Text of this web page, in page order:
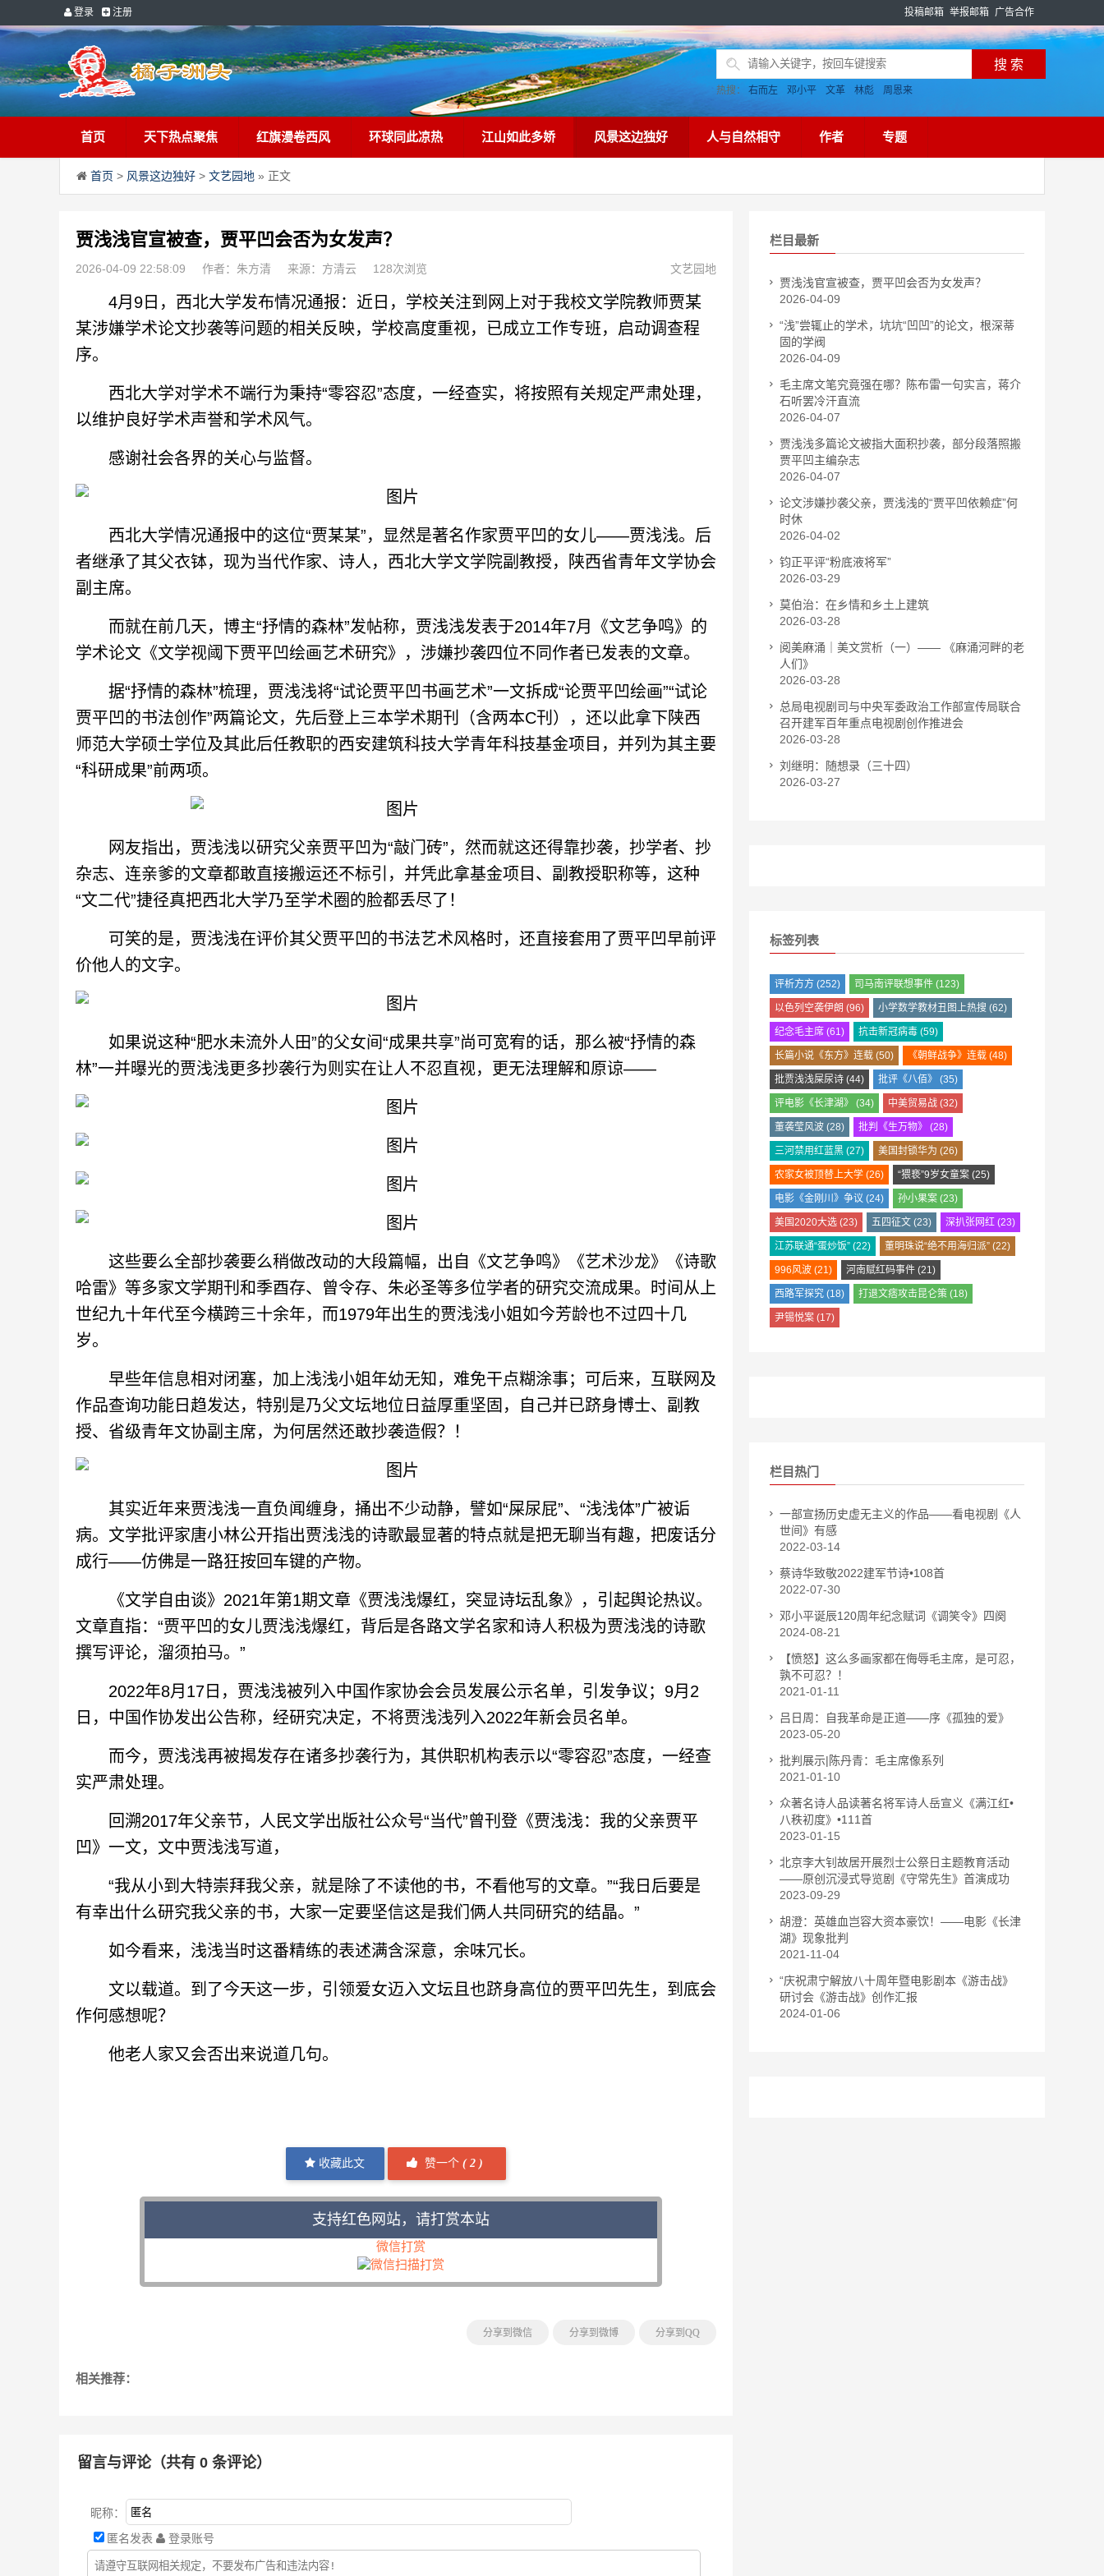
登录 注册 投稿邮箱 举报邮箱 广告合作
热搜： 右而左 邓小平 文革 林彪 周恩来
首页 天下热点聚焦 红旗漫卷西风 环球同此凉热 江山如此多娇 风景这边独好 人与自然相守 作者 专题
首页 > 风景这边独好 > 文艺园地 » 正文
贾浅浅官宣被查，贾平凹会否为女发声？
2026-04-09 22:58:09 作者：朱方清 来源：方清云 128次浏览 文艺园地
4月9日，西北大学发布情况通报：近日，学校关注到网上对于我校文学院教师贾某
某涉嫌学术论文抄袭等问题的相关反映，学校高度重视，已成立工作专班，启动调查程
序。
西北大学对学术不端行为秉持“零容忍”态度，一经查实，将按照有关规定严肃处理，
以维护良好学术声誉和学术风气。
感谢社会各界的关心与监督。
西北大学情况通报中的这位“贾某某”，显然是著名作家贾平凹的女儿——贾浅浅。后
者继承了其父衣钵，现为当代作家、诗人，西北大学文学院副教授，陕西省青年文学协会
副主席。
而就在前几天，博主“抒情的森林”发帖称，贾浅浅发表于2014年7月《文艺争鸣》的
学术论文《文学视阈下贾平凹绘画艺术研究》，涉嫌抄袭四位不同作者已发表的文章。
据“抒情的森林”梳理，贾浅浅将“试论贾平凹书画艺术”一文拆成“论贾平凹绘画”“试论
贾平凹的书法创作”两篇论文，先后登上三本学术期刊（含两本C刊），还以此拿下陕西
师范大学硕士学位及其此后任教职的西安建筑科技大学青年科技基金项目，并列为其主要
“科研成果”前两项。
网友指出，贾浅浅以研究父亲贾平凹为“敲门砖”，然而就这还得靠抄袭，抄学者、抄
杂志、连亲爹的文章都敢直接搬运还不标引，并凭此拿基金项目、副教授职称等，这种
“文二代”捷径真把西北大学乃至学术圈的脸都丢尽了！
可笑的是，贾浅浅在评价其父贾平凹的书法艺术风格时，还直接套用了贾平凹早前评
价他人的文字。
如果说这种“肥水未流外人田”的父女间“成果共享”尚可宽宥的话，那么被“抒情的森
林”一并曝光的贾浅浅更多抄袭行为则实在让人不忍直视，更无法理解和原谅——
这些要么全部抄袭要么稍做改动的大段篇幅，出自《文艺争鸣》《艺术沙龙》《诗歌
哈雷》等多家文学期刊和季酉存、曾令存、朱必圣等多位学者的研究交流成果。时间从上
世纪九十年代至今横跨三十余年，而1979年出生的贾浅浅小姐如今芳龄也不过四十几
岁。
早些年信息相对闭塞，加上浅浅小姐年幼无知，难免干点糊涂事；可后来，互联网及
作品查询功能日趋发达，特别是乃父文坛地位日益厚重坚固，自己并已跻身博士、副教
授、省级青年文协副主席，为何居然还敢抄袭造假？！
其实近年来贾浅浅一直负闻缠身，捅出不少动静，譬如“屎尿屁”、“浅浅体”广被诟
病。文学批评家唐小林公开指出贾浅浅的诗歌最显著的特点就是把无聊当有趣，把废话分
成行——仿佛是一路狂按回车键的产物。
《文学自由谈》2021年第1期文章《贾浅浅爆红，突显诗坛乱象》，引起舆论热议。
文章直指：“贾平凹的女儿贾浅浅爆红，背后是各路文学名家和诗人积极为贾浅浅的诗歌
撰写评论，溜须拍马。”
2022年8月17日，贾浅浅被列入中国作家协会会员发展公示名单，引发争议；9月2
日，中国作协发出公告称，经研究决定，不将贾浅浅列入2022年新会员名单。
而今，贾浅浅再被揭发存在诸多抄袭行为，其供职机构表示以“零容忍”态度，一经查
实严肃处理。
回溯2017年父亲节，人民文学出版社公众号“当代”曾刊登《贾浅浅：我的父亲贾平
凹》一文，文中贾浅浅写道，
“我从小到大特崇拜我父亲，就是除了不读他的书，不看他写的文章。”“我日后要是
有幸出什么研究我父亲的书，大家一定要坚信这是我们俩人共同研究的结晶。”
如今看来，浅浅当时这番精练的表述满含深意，余味冗长。
文以载道。到了今天这一步，引领爱女迈入文坛且也跻身高位的贾平凹先生，到底会
作何感想呢？
他老人家又会否出来说道几句。
收藏此文 赞一个( 2 )
支持红色网站，请打赏本站
微信打赏
分享到微信 分享到微博 分享到QQ
相关推荐：
留言与评论（共有 0 条评论）
昵称：
匿名发表
登录账号
栏目最新
贾浅浅官宣被查，贾平凹会否为女发声？
2026-04-09
“浅”尝辄止的学术，坑坑“凹凹”的论文，根深蒂
固的学阀
2026-04-09
毛主席文笔究竟强在哪？陈布雷一句实言，蒋介
石听罢冷汗直流
2026-04-07
贾浅浅多篇论文被指大面积抄袭，部分段落照搬
贾平凹主编杂志
2026-04-07
论文涉嫌抄袭父亲，贾浅浅的“贾平凹依赖症”何
时休
2026-04-02
钧正平评“粉底液将军”
2026-03-29
莫伯治：在乡情和乡土上建筑
2026-03-28
阅美麻涌｜美文赏析（一）—— 《麻涌河畔的老
人们》
2026-03-28
总局电视剧司与中央军委政治工作部宣传局联合
召开建军百年重点电视剧创作推进会
2026-03-28
刘继明：随想录（三十四）
2026-03-27
标签列表
评析方方 (252) 司马南评联想事件 (123)
以色列空袭伊朗 (96) 小学数学教材丑图上热搜 (62)
纪念毛主席 (61) 抗击新冠病毒 (59)
长篇小说《东方》连载 (50) 《朝鲜战争》连载 (48)
批贾浅浅屎尿诗 (44) 批评《八佰》 (35)
评电影《长津湖》 (34) 中美贸易战 (32)
董袭莹风波 (28) 批判《生万物》 (28)
三河禁用红蓝黑 (27) 美国封锁华为 (26)
农家女被顶替上大学 (26) “猥亵”9岁女童案 (25)
电影《金刚川》争议 (24) 孙小果案 (23)
美国2020大选 (23) 五四征文 (23) 深扒张网红 (23)
江苏联通“蛋炒饭” (22) 董明珠说“绝不用海归派” (22)
996风波 (21) 河南赋红码事件 (21)
西路军探究 (18) 打退文痞攻击昆仑策 (18)
尹锡悦案 (17)
栏目热门
一部宣扬历史虚无主义的作品——看电视剧《人
世间》有感
2022-03-14
蔡诗华致敬2022建军节诗•108首
2022-07-30
邓小平诞辰120周年纪念赋词《调笑令》四阕
2024-08-21
【愤怒】这么多画家都在侮辱毛主席，是可忍，
孰不可忍？！
2021-01-11
吕日周：自我革命是正道——序《孤独的爱》
2023-05-20
批判展示|陈丹青：毛主席像系列
2021-01-10
众著名诗人品读著名将军诗人岳宣义《满江红•
八秩初度》•111首
2023-01-15
北京李大钊故居开展烈士公祭日主题教育活动
——原创沉浸式导览剧《守常先生》首演成功
2023-09-29
胡澄：英雄血岂容大资本豪饮！——电影《长津
湖》现象批判
2021-11-04
“庆祝肃宁解放八十周年暨电影剧本《游击战》
研讨会《游击战》创作汇报
2024-01-06